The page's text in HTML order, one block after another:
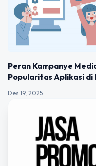
Peran Kampanye
Popularitas Aplikasi di
Des 19, 2025